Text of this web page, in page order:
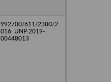
992700/611/2380/2
016; UNP:2019-
00448013